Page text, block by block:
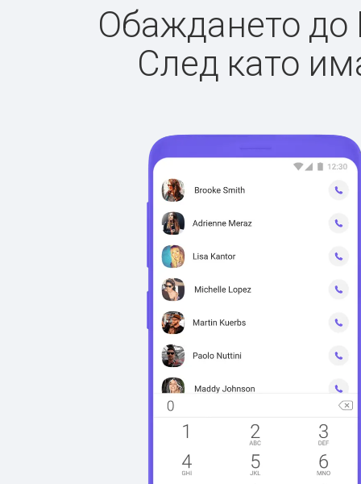
Обаждането до
След като